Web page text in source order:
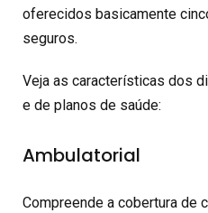
oferecidos basicamente
seguros.
Veja as características dos
e de planos de saúde:
Ambulatorial
Compreende a cobertura de